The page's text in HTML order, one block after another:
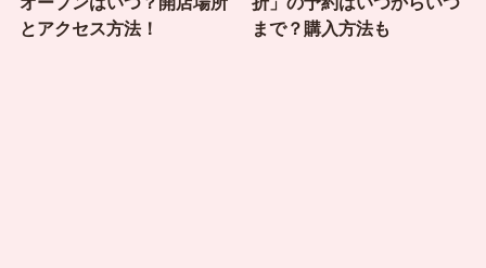
とアクセス方法！
まで？購入方法も